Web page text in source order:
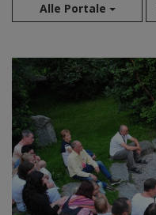
Alle Portale